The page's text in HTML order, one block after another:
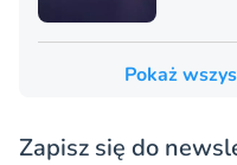
Pokaż
Zapisz się do